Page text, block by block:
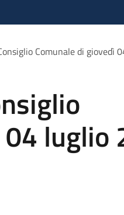
Comunale di giovedì
luglio